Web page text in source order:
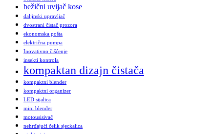
bežični uvijač kose
daljinski upravljač
dvostrani čistač prozora
ekonomska pošta
električna pumpa
Inovativno čišćenje
insekti kontrola
kompaktan dizajn čistača
kompaktni blender
kompaktni organizer
LED sijalica
mini blender
motousisivač
nehrđajući čelik sjeckalica